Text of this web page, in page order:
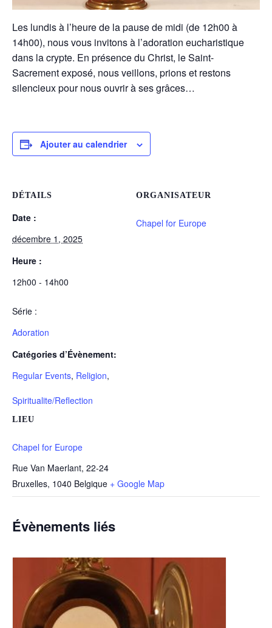
Les lundis à l’heure de la pause de midi (de 12h00 à
14h00), nous vous invitons à l’adoration eucharistique
dans la crypte. En présence du Christ, le Saint-
Sacrement exposé, nous veillons, prions et restons
silencieux pour nous ouvrir à ses grâces…
Ajouter au calendrier
DÉTAILS
Date :
décembre 1, 2025
Heure :
12h00 - 14h00
Série :
Adoration
Catégories d’Évènement:
Regular Events, Religion,
Spiritualite/Reflection
LIEU
Chapel for Europe
Rue Van Maerlant, 22-24
Bruxelles, 1040 Belgique + Google Map
ORGANISATEUR
Chapel for Europe
Évènements liés